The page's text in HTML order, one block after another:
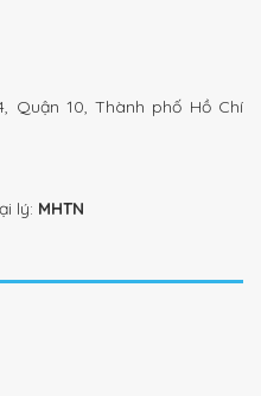
Quận 10, Thành phố Hồ Chí
lý: MHTN